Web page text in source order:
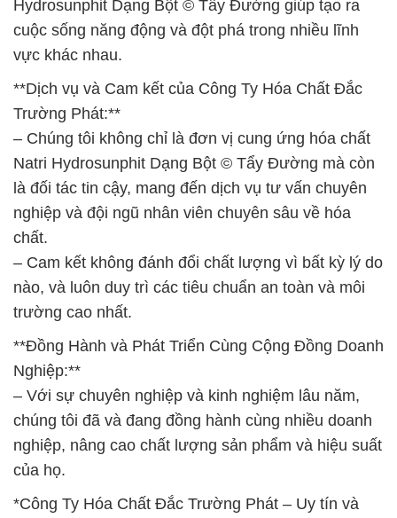
Hydrosunphit Dạng Bột © Tẩy Đường giúp tạo ra
cuộc sống năng động và đột phá trong nhiều lĩnh
vực khác nhau.
**Dịch vụ và Cam kết của Công Ty Hóa Chất Đắc
Trường Phát:**
– Chúng tôi không chỉ là đơn vị cung ứng hóa chất
Natri Hydrosunphit Dạng Bột © Tẩy Đường mà còn
là đối tác tin cậy, mang đến dịch vụ tư vấn chuyên
nghiệp và đội ngũ nhân viên chuyên sâu về hóa
chất.
– Cam kết không đánh đổi chất lượng vì bất kỳ lý do
nào, và luôn duy trì các tiêu chuẩn an toàn và môi
trường cao nhất.
**Đồng Hành và Phát Triển Cùng Cộng Đồng Doanh
Nghiệp:**
– Với sự chuyên nghiệp và kinh nghiệm lâu năm,
chúng tôi đã và đang đồng hành cùng nhiều doanh
nghiệp, nâng cao chất lượng sản phẩm và hiệu suất
của họ.
*Công Ty Hóa Chất Đắc Trường Phát – Uy tín và